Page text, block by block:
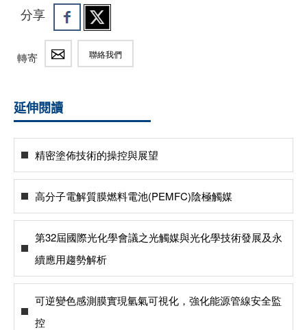
分享
轉寄 聯絡我們
延伸閱讀
精密塗佈技術的操控與展望
高分子電解質膜燃料電池(PEMFC)陰極觸媒
第32屆國際光化學會議之光觸媒與光化學技術發展及永
續應用趨勢解析
可逆變色感測膜實現氫氣可視化，強化能源管線安全監
控